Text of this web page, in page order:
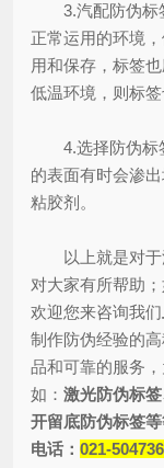
3.汽配防伪标签
正常运用的环境
用和保存，标签
低温环境，则标
4.选择防伪标
的表面有时会渗
粘胶剂。
以上就是对于
对大家有所帮助
欢迎您来咨询我们
制作防伪经验的
品和可靠的服务
如： 激光防伪标
开留底防伪标签
电话： 021-